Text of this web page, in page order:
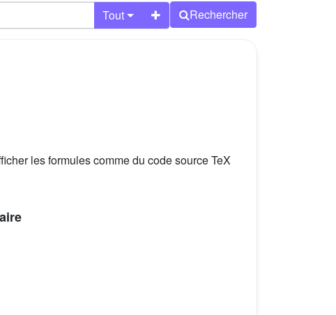
Tout Rechercher
les formules comme du code source TeX